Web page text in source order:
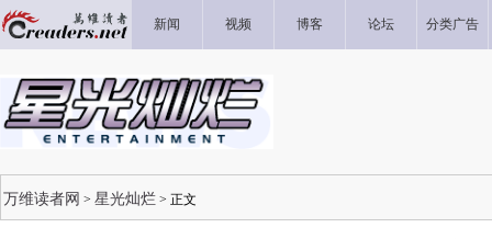
新闻 视频 博客 论坛 分类广告
万维读者网 > 星光灿烂 > 正文